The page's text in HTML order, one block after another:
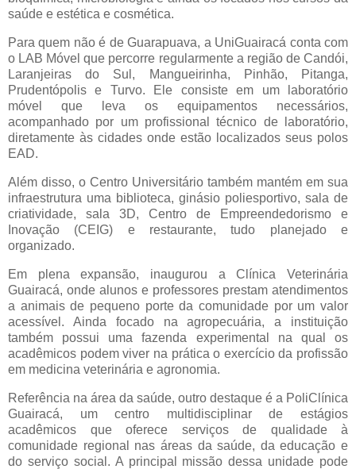
saúde e estética e cosmética.
Para quem não é de Guarapuava, a UniGuairacá conta com
o LAB Móvel que percorre regularmente a região de Candói,
Laranjeiras do Sul, Mangueirinha, Pinhão, Pitanga,
Prudentópolis e Turvo. Ele consiste em um laboratório
móvel que leva os equipamentos necessários,
acompanhado por um profissional técnico de laboratório,
diretamente às cidades onde estão localizados seus polos
EAD.
Além disso, o Centro Universitário também mantém em sua
infraestrutura uma biblioteca, ginásio poliesportivo, sala de
criatividade, sala 3D, Centro de Empreendedorismo e
Inovação (CEIG) e restaurante, tudo planejado e
organizado.
Em plena expansão, inaugurou a Clínica Veterinária
Guairacá, onde alunos e professores prestam atendimentos
a animais de pequeno porte da comunidade por um valor
acessível. Ainda focado na agropecuária, a instituição
também possui uma fazenda experimental na qual os
acadêmicos podem viver na prática o exercício da profissão
em medicina veterinária e agronomia.
Referência na área da saúde, outro destaque é a PoliClínica
Guairacá, um centro multidisciplinar de estágios
acadêmicos que oferece serviços de qualidade à
comunidade regional nas áreas da saúde, da educação e
do serviço social. A principal missão dessa unidade pode